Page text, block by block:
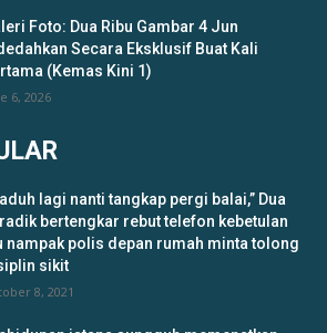
Foto: Dua Ribu Gambar 4 Jun
Secara Eksklusif Buat Kali
(Kemas Kini 1)
6, 2026
lagi nanti tangkap pergi balai,” Dua
bertengkar rebut telefon kebetulan
nampak polis depan rumah minta tolong
sikit
8, 2021